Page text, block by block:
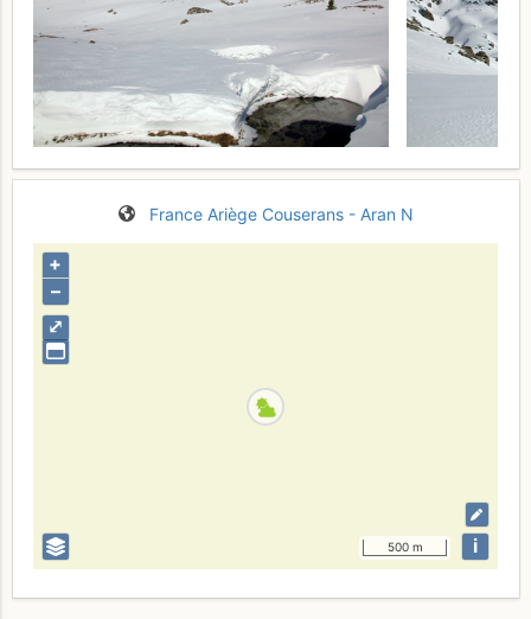
France Ariège Couserans - Aran N
⤢
+
–
500 m i